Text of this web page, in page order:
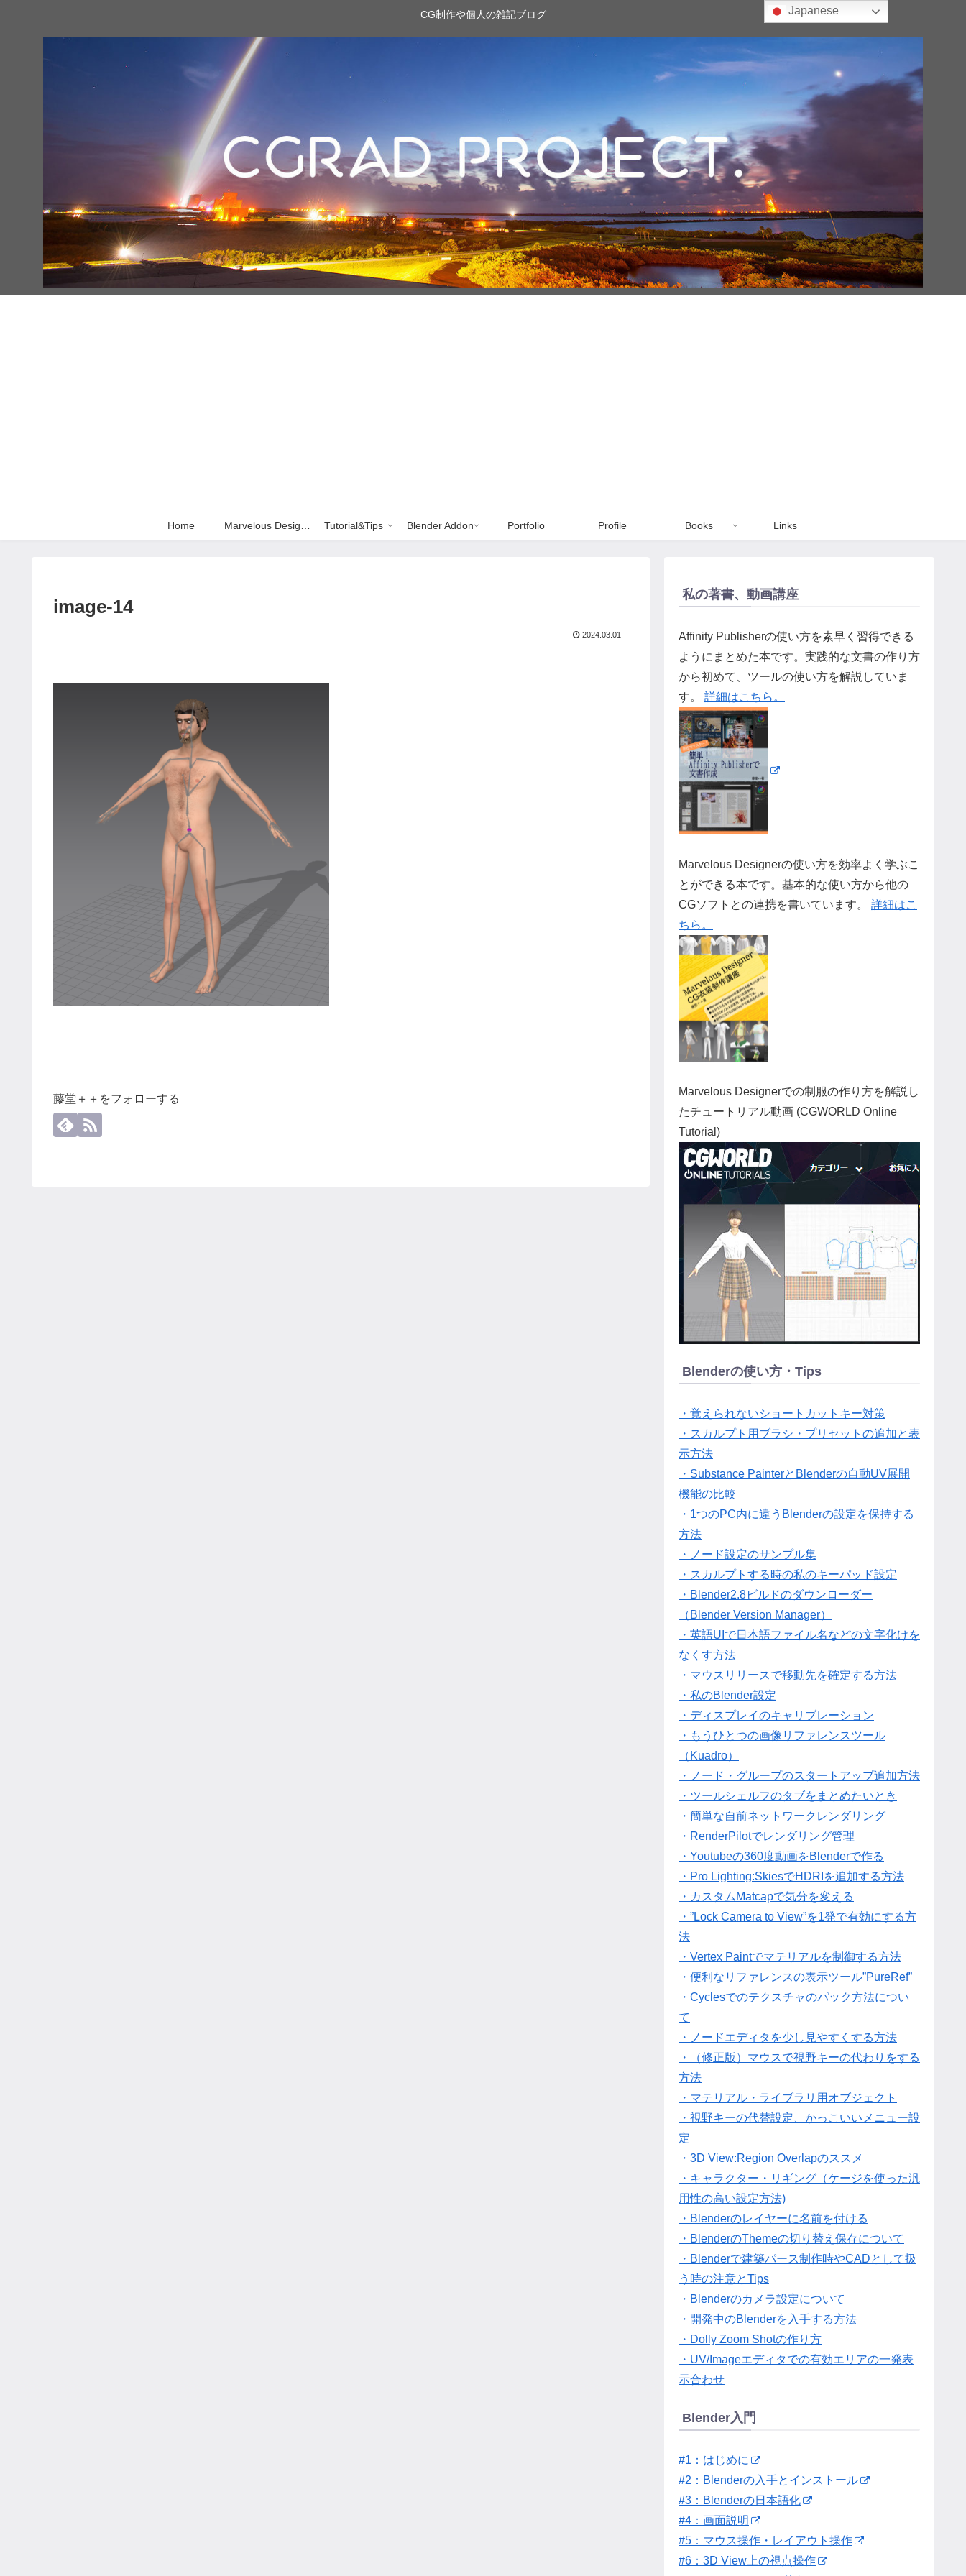
CG制作や個人の雑記ブログ
Home Tutorial&Tips Blender Addon Portfolio Profile Books Links
image-14
2024.03.01
藤堂＋＋をフォローする
私の著書、動画講座
Affinity Publisherの使い方を素早く習得できる
ようにまとめた本です。実践的な文書の作り方
から初めて、ツールの使い方を解説していま
す。 詳細はこちら。
Marvelous Designerの使い方を効率よく学ぶこ
とができる本です。基本的な使い方から他の
CGソフトとの連携を書いています。 詳細はこ
ちら。
Marvelous Designerでの制服の作り方を解説し
たチュートリアル動画 (CGWORLD Online
Tutorial)
Blenderの使い方・Tips
・覚えられないショートカットキー対策
・スカルプト用ブラシ・プリセットの追加と表
示方法
・Substance PainterとBlenderの自動UV展開
機能の比較
・1つのPC内に違うBlenderの設定を保持する
方法
・ノード設定のサンプル集
・スカルプトする時の私のキーパッド設定
・Blender2.8ビルドのダウンローダー
（Blender Version Manager）
・英語UIで日本語ファイル名などの文字化けを
なくす方法
・マウスリリースで移動先を確定する方法
・私のBlender設定
・ディスプレイのキャリブレーション
・もうひとつの画像リファレンスツール
（Kuadro）
・ノード・グループのスタートアップ追加方法
・ツールシェルフのタブをまとめたいとき
・簡単な自前ネットワークレンダリング
・RenderPilotでレンダリング管理
・Youtubeの360度動画をBlenderで作る
・Pro Lighting:SkiesでHDRIを追加する方法
・カスタムMatcapで気分を変える
・”Lock Camera to View”を1発で有効にする方
法
・Vertex Paintでマテリアルを制御する方法
・便利なリファレンスの表示ツール”PureRef”
・Cyclesでのテクスチャのパック方法につい
て
・ノードエディタを少し見やすくする方法
・（修正版）マウスで視野キーの代わりをする
方法
・マテリアル・ライブラリ用オブジェクト
・視野キーの代替設定、かっこいいメニュー設
定
・3D View:Region Overlapのススメ
・キャラクター・リギング（ケージを使った汎
用性の高い設定方法)
・Blenderのレイヤーに名前を付ける
・BlenderのThemeの切り替え保存について
・Blenderで建築パース制作時やCADとして扱
う時の注意とTips
・Blenderのカメラ設定について
・開発中のBlenderを入手する方法
・Dolly Zoom Shotの作り方
・UV/Imageエディタでの有効エリアの一発表
示合わせ
Blender入門
#1：はじめに
#2：Blenderの入手とインストール
#3：Blenderの日本語化
#4：画面説明
#5：マウス操作・レイアウト操作
#6：3D View上の視点操作
Japanese